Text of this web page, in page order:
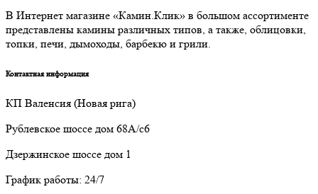
В Интернет магазине «Камин.Клик» в большом ассортименте
представлены камины различных типов, а также, облицовки,
топки, печи, дымоходы, барбекю и грили.
Контактная информация
КП Валенсия (Новая рига)
Рублевское шоссе дом 68А/с6
Дзержинское шоссе дом 1
График работы: 24/7